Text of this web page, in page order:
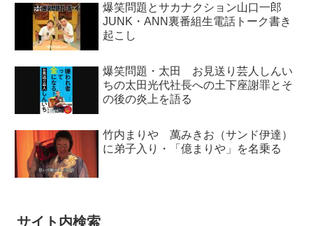
爆笑問題とサカナクション山口一郎
JUNK・ANN裏番組生電話トーク書き
起こし
爆笑問題・太田 お見送り芸人しんい
ちの太田光代社長への土下座謝罪とそ
の後の炎上を語る
竹内まりや 萬みきお（サンド伊達）
に弟子入り・「億まりや」を名乗る
サイト内検索